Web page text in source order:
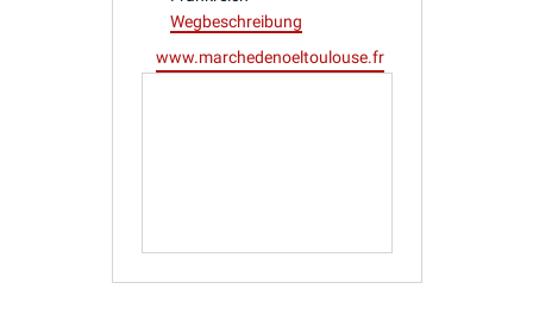
Wegbeschreibung
Webseite
www.marchedenoeltoulouse.fr